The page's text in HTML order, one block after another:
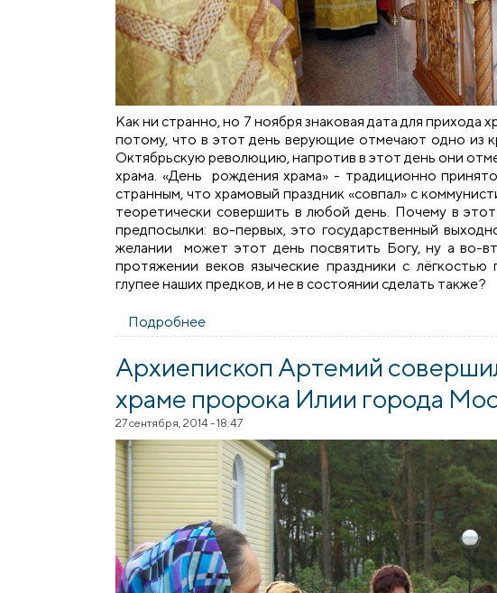
Как ни странно, но 7 ноября знаковая дата для
потому, что в этот день верующие отмечают одно из
Октябрьскую революцию, напротив в этот день они
храма. «День рождения храма» - традиционно
странным, что храмовый праздник «совпал» с
теоретически совершить в любой день. Почему в
предпосылки: во-первых, это государственный
желании может этот день посвятить Богу, ну а во-
протяжении веков языческие праздники с
глупее наших предков, и не в состоянии сделать также?
Подробнее
Архиепископ Артемий
храме пророка Илии города
27 сентября, 2014 - 18:47